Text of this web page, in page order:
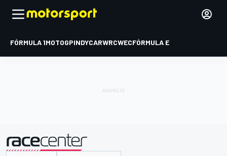
FÓRMULA 1MOTOGPINDYCARWRCWECFÓRMULA E